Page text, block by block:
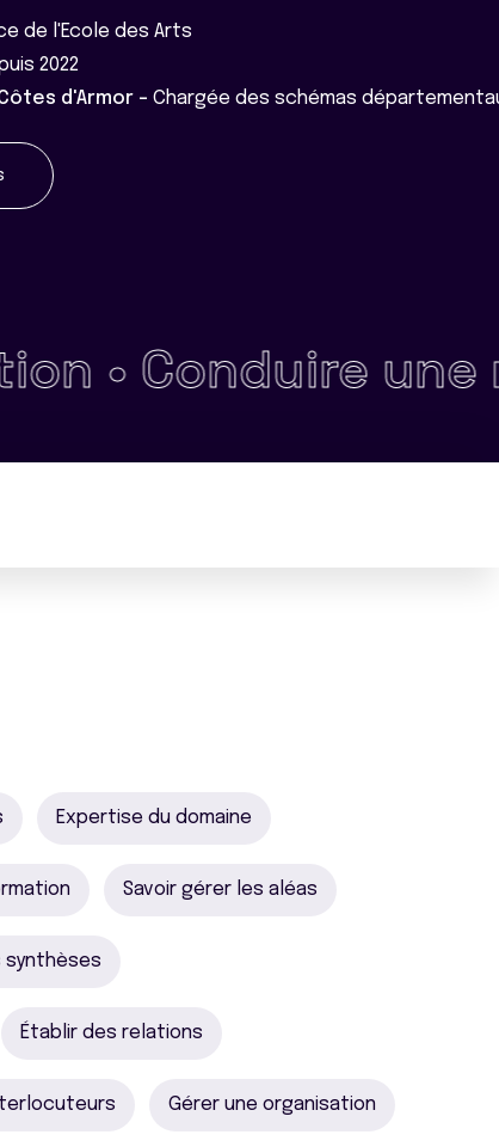
de l'Ecole des Arts
2022
d'Armor - Chargée des schémas
•Conduire une
Expertise du domaine
Savoir gérer les aléas
synthèses
Établir des relations
Gérer une organisation